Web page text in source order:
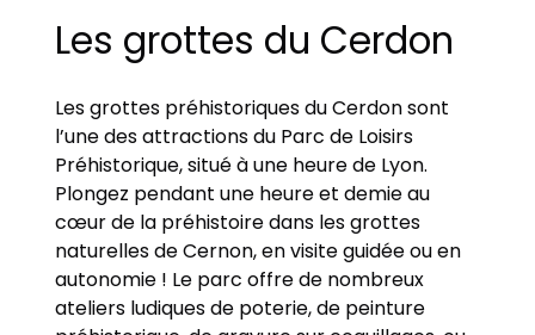
Les grottes du Cerdon
Les grottes préhistoriques du Cerdon sont
l’une des attractions du Parc de Loisirs
Préhistorique, situé à une heure de Lyon.
Plongez pendant une heure et demie au
cœur de la préhistoire dans les grottes
naturelles de Cernon, en visite guidée ou en
autonomie ! Le parc offre de nombreux
ateliers ludiques de poterie, de peinture